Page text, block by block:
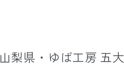
山梨県・ゆば工房 五大